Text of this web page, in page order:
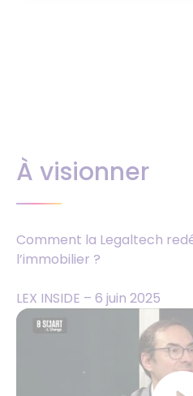
À visionner
Comment la Legaltech
l’immobilier ?
LEX INSIDE – 6 juin 2025